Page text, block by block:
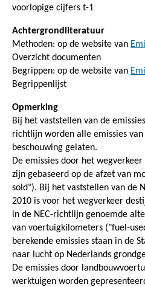
voorlopige cijfers t-1
Achtergrondliteratuur
Methoden: op de website van
Overzicht documenten
Begrippen: op de website van
Begrippenlijst
Opmerking
Bij het vaststellen van de
richtlijn worden alle emissies
beschouwing gelaten.
De emissies door het
zijn gebaseerd op de afzet van
sold"). Bij het vaststellen van de
2010 is voor het wegverkeer
in de NEC-richtlijn genoemde
van voertuigkilometers ("fuel-
berekende emissies staan in de
naar lucht op Nederlands
De emissies door
werktuigen worden